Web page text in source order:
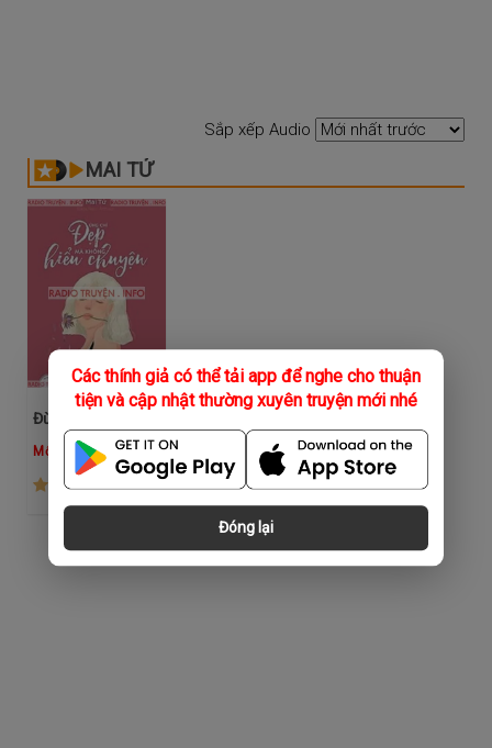
Các thính giả có thể tải app để nghe cho thuận
tiện và cập nhật thường xuyên truyện mới nhé
Đóng lại
Sắp xếp Audio
MAI TỬ
Mộc